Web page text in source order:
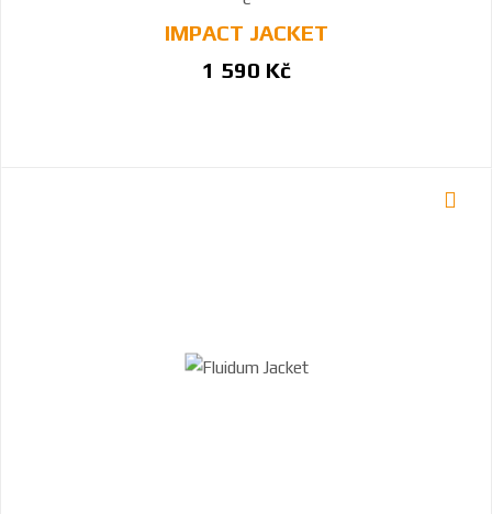
IMPACT JACKET
1 590 Kč